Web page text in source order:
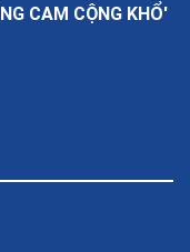
CAM CỘNG KHỔ'